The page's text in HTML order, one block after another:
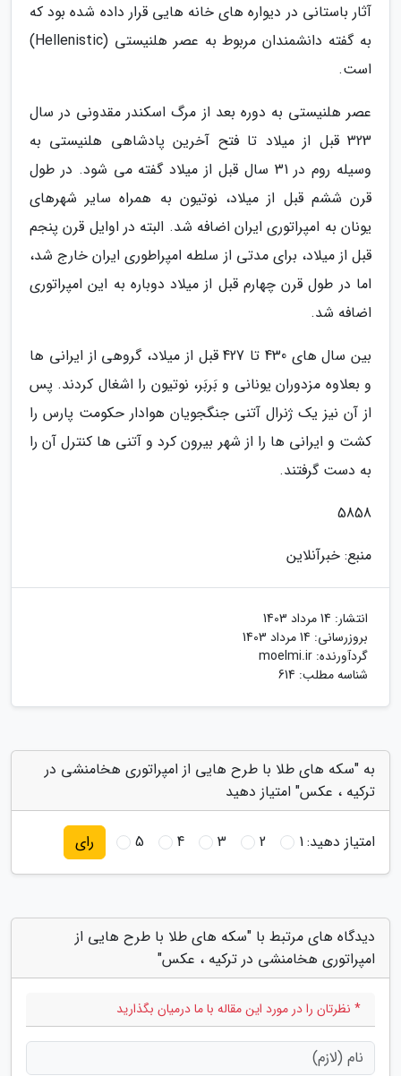
آثار باستانی در دیواره های خانه هایی قرار داده شده بود که
به گفته دانشمندان مربوط به عصر هلنیستی (Hellenistic)
است.
عصر هلنیستی به دوره بعد از مرگ اسکندر مقدونی در سال
323 قبل از میلاد تا فتح آخرین پادشاهی هلنیستی به
وسیله روم در 31 سال قبل از میلاد گفته می شود. در طول
قرن ششم قبل از میلاد، نوتیون به همراه سایر شهرهای
یونان به امپراتوری ایران اضافه شد. البته در اوایل قرن پنجم
قبل از میلاد، برای مدتی از سلطه امپراطوری ایران خارج شد،
اما در طول قرن چهارم قبل از میلاد دوباره به این امپراتوری
اضافه شد.
بین سال های 430 تا 427 قبل از میلاد، گروهی از ایرانی ها
و بعلاوه مزدوران یونانی و بَربَر، نوتیون را اشغال کردند. پس
از آن نیز یک ژنرال آتنی جنگجویان هوادار حکومت پارس را
کشت و ایرانی ها را از شهر بیرون کرد و آتنی ها کنترل آن را
به دست گرفتند.
5858
منبع: خبرآنلاین
انتشار: 14 مرداد 1403
بروزرسانی: 14 مرداد 1403
گردآورنده: moelmi.ir
شناسه مطلب: 614
به "سکه های طلا با طرح هایی از امپراتوری هخامنشی در
ترکیه ، عکس" امتیاز دهید
امتیاز دهید:1
2
3
4
5 رای
دیدگاه های مرتبط با "سکه های طلا با طرح هایی از
امپراتوری هخامنشی در ترکیه ، عکس"
* نظرتان را در مورد این مقاله با ما درمیان بگذارید